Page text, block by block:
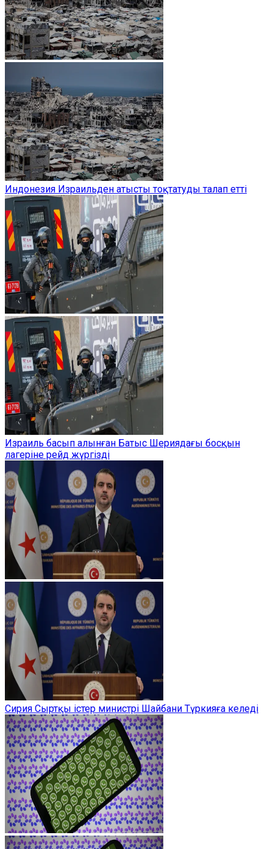
Индонезия Израильден атысты тоқтатуды талап етті
Израиль басып алынған Батыс Шериядағы босқын
лагеріне рейд жүргізді
Сирия Сыртқы істер министрі Шайбани Түркияға келеді